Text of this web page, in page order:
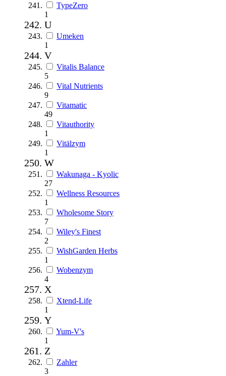
TypeZero
1
U
Umeken
1
V
Vitalis Balance
5
Vital Nutrients
9
Vitamatic
49
Vitauthority
1
Vitälzym
1
W
Wakunaga - Kyolic
27
Wellness Resources
1
Wholesome Story
7
Wiley's Finest
2
WishGarden Herbs
1
Wobenzym
4
X
Xtend-Life
1
Y
Yum-V's
1
Z
Zahler
3